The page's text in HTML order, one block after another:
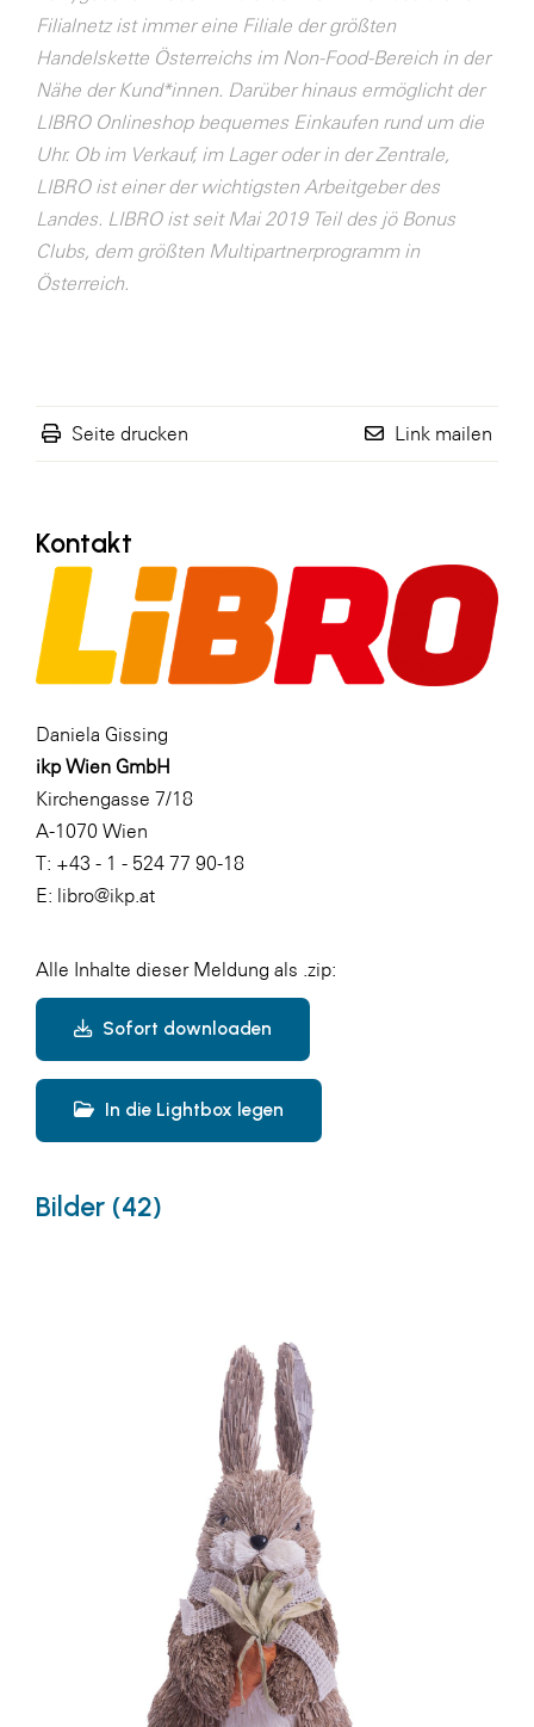
WKS Fachgruppe Finanzdienstleister
WK UBIT
Zühlke
Media
Filialnetz ist immer eine Filiale der größten
Handelskette Österreichs im Non-Food-Bereich in der
Nähe der Kund*innen. Darüber hinaus ermöglicht der
LIBRO Onlineshop bequemes Einkaufen rund um die
Uhr. Ob im Verkauf, im Lager oder in der Zentrale,
LIBRO ist einer der wichtigsten Arbeitgeber des
Landes. LIBRO ist seit Mai 2019 Teil des jö Bonus
Clubs, dem größten Multipartnerprogramm in
Österreich.
Seite drucken Link mailen
Kontakt
Daniela Gissing
ikp Wien GmbH
Kirchengasse 7/18
A-1070 Wien
T: +43 - 1 - 524 77 90-18
E: libro@ikp.at
Alle Inhalte dieser Meldung als .zip:
Sofort downloaden
In die Lightbox legen
Bilder (42)